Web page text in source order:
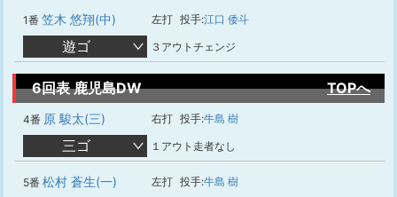
1番 笠木 悠翔(中) 左打 投手:江口 倭斗
遊ゴ ３アウトチェンジ
6回表 鹿児島DW TOPへ
4番 原 駿太(三) 右打 投手:牛島 樹
三ゴ １アウト走者なし
5番 松村 蒼生(一) 左打 投手:牛島 樹